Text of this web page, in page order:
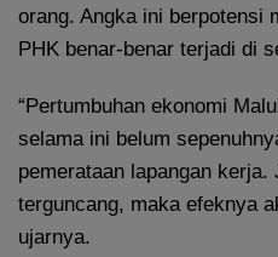
orang. Angka ini berpotensi
PHK benar-benar terjadi di
“Pertumbuhan ekonomi
selama ini belum
pemerataan lapangan
terguncang, maka efeknya
ujarnya.